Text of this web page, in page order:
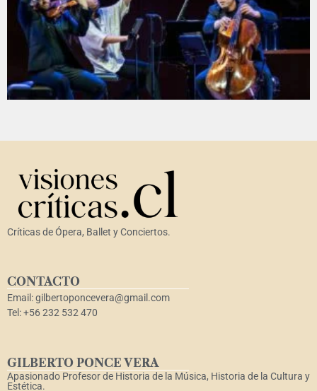
Críticas de Ópera, Ballet y Conciertos.
CONTACTO
Email: gilbertoponcevera@gmail.com
Tel: +56 232 532 470
GILBERTO PONCE VERA
Apasionado Profesor de Historia de la Música, Historia de la Cultura y
Estética.